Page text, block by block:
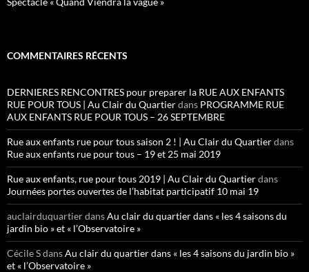
COMMENTAIRES RÉCENTS
DERNIERES RENCONTRES pour preparer la RUE AUX ENFANTS
RUE POUR TOUS | Au Clair du Quartierdans PROGRAMME RUE
AUX ENFANTS RUE POUR TOUS – 26 SEPTEMBRE
Rue aux enfants rue pour tous saison 2 ! | Au Clair du Quartierdans
Rue aux enfants rue pour tous – 19 et 25 mai 2019
Rue aux enfants, rue pour tous 2019 | Au Clair du Quartierdans
Journées portes ouvertes de l’habitat participatif 10 mai 19
auclairduquartierdansAu clair du quartier dans « les 4 saisons du
jardin bio » et « l’Observatoire »
Cécile SdansAu clair du quartier dans « les 4 saisons du jardin bio »
et « l’Observatoire »